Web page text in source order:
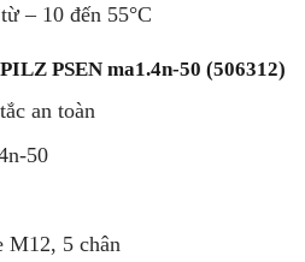
– 10 đến 55°C
PSEN ma1.4n-50 (506312)
an toàn
50
5 chân